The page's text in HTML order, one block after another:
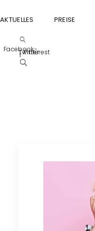
AKTUELLES PREISE
Facebook-
f
Twitter
Pinterest